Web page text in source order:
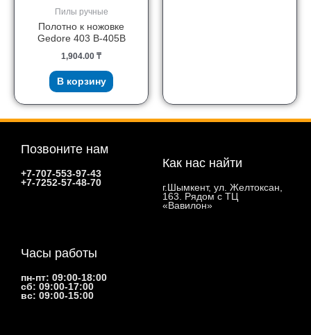
Пилы ручные
Полотно к ножовке
Gedore 403 B-405B
1,904.00 ₸
В корзину
Позвоните нам
+7-707-553-97-43
+7-7252-57-48-70
Как нас найти
г.Шымкент, ул. Желтоксан,
163. Рядом с ТЦ
«Вавилон»
Часы работы
пн-пт: 09:00-18:00
сб: 09:00-17:00
вс: 09:00-15:00